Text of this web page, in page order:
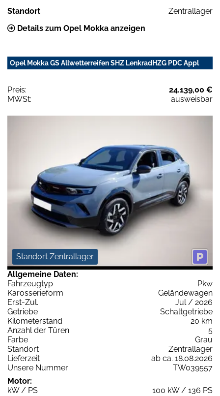
Standort
Zentrallager
Details zum Opel Mokka anzeigen
Opel Mokka GS Allwetterreifen SHZ LenkradHZG PDC Appl
Preis:
24.139,00 €
MWSt:
ausweisbar
Standort Zentrallager
Allgemeine Daten:
Fahrzeugtyp
Pkw
Karosserieform
Geländewagen
Erst-Zul.
Jul / 2026
Getriebe
Schaltgetriebe
Kilometerstand
20 km
Anzahl der Türen
5
Farbe
Grau
Standort
Zentrallager
Lieferzeit
ab ca. 18.08.2026
Unsere Nummer
TW039557
Motor:
kW / PS
100 kW / 136 PS